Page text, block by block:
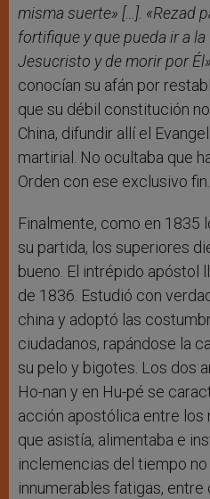
misma suerte» […]. «Rezad
fortifique y que pueda ir a la
Jesucristo y de morir por Él».
conocían su afán por
que su débil constitución
China, difundir allí el
martirial. No ocultaba que
Orden con ese exclusivo fin.
Finalmente, como en 1835
su partida, los superiores
bueno. El intrépido apóstol
de 1836. Estudió con
china y adoptó las
ciudadanos, rapándose la
su pelo y bigotes. Los dos
Ho-nan y en Hu-pé se
acción apostólica entre los
que asistía, alimentaba e
inclemencias del tiempo
innumerables fatigas,